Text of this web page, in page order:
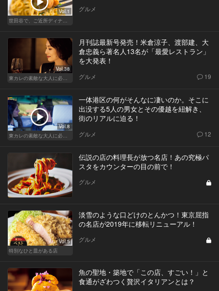
Vol.1
グルメ
Vol.38
月刊誌最新号発売！米倉涼子、渡部建、大
倉忠義ら著名人13名が「最愛レストラン」
を大発表！
グルメ 19
Vol.8
一体港区の何がそんなに凄いのか。そこに
出没する5人の男女とその優越を紐解き、
街のリアルに迫る！
グルメ 12
伝説の店の料理長が放つ名店！あの究極パ
スタをカウンターの目の前で！
グルメ
Vol.5
特別なひと皿がある店
淡雪のような口どけのとんかつ！東京屈指
の名店が2019年に移転リニューアル！
グルメ
魚の聖地・築地で「この店、すごい！」と
食通がざわつく贅沢イタリアンとは？